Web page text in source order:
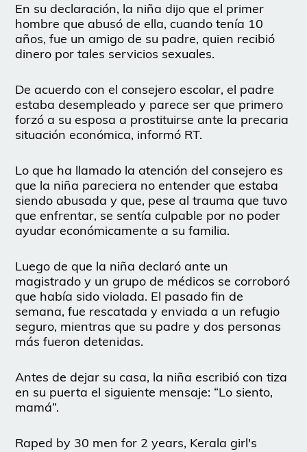
En su declaración, la niña dijo que el primer
hombre que abusó de ella, cuando tenía 10
años, fue un amigo de su padre, quien recibió
dinero por tales servicios sexuales.
De acuerdo con el consejero escolar, el padre
estaba desempleado y parece ser que primero
forzó a su esposa a prostituirse ante la precaria
situación económica, informó RT.
Lo que ha llamado la atención del consejero es
que la niña pareciera no entender que estaba
siendo abusada y que, pese al trauma que tuvo
que enfrentar, se sentía culpable por no poder
ayudar económicamente a su familia.
Luego de que la niña declaró ante un
magistrado y un grupo de médicos se corroboró
que había sido violada. El pasado fin de
semana, fue rescatada y enviada a un refugio
seguro, mientras que su padre y dos personas
más fueron detenidas.
Antes de dejar su casa, la niña escribió con tiza
en su puerta el siguiente mensaje: “Lo siento,
mamá”.
Raped by 30 men for 2 years, Kerala girl's